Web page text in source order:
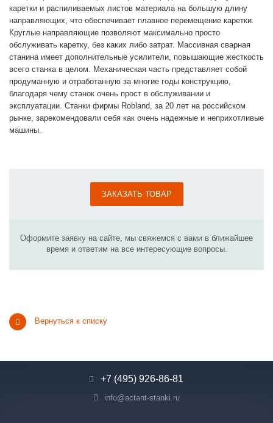
каретки и распиливаемых листов материала на большую длину
направляющих, что обеспечивает плавное перемещение каретки.
Круглые направляющие позволяют максимально просто
обслуживать каретку, без каких либо затрат. Массивная сварная
станина имеет дополнительные усилители, повышающие жесткость
всего станка в целом. Механическая часть представляет собой
продуманную и отработанную за многие годы конструкцию,
благодаря чему станок очень прост в обслуживании и
эксплуатации. Станки фирмы Robland, за 20 лет на российском
рынке, зарекомендовали себя как очень надежные и неприхотливые
машины.
ЗАКАЗАТЬ ТОВАР
Оформите заявку на сайте, мы свяжемся с вами в ближайшее
время и ответим на все интересующие вопросы.
Вернуться к списку
+7 (495) 926-86-81
info@actant-stanki.ru